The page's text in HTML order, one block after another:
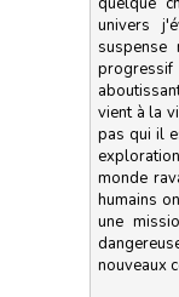
univers
suspense
vient à la
pas qui il
monde
humains
une
nouveaux